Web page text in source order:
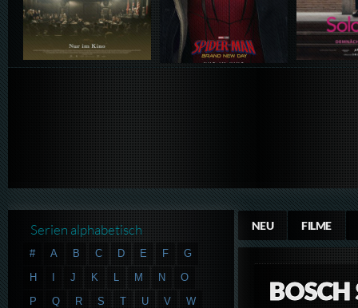
NEU FILME
BOSCH
Serien alphabetisch
# A B C D E F
G
H
I J K L M N
O
P
Q R S T U V
W